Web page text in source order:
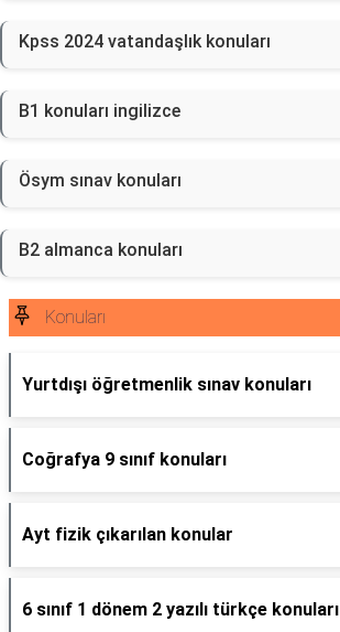
Kpss 2024 vatandaşlık konuları
B1 konuları ingilizce
Ösym sınav konuları
B2 almanca konuları
Konuları
Yurtdışı öğretmenlik sınav konuları
Coğrafya 9 sınıf konuları
Ayt fizik çıkarılan konular
6 sınıf 1 dönem 2 yazılı türkçe konuları